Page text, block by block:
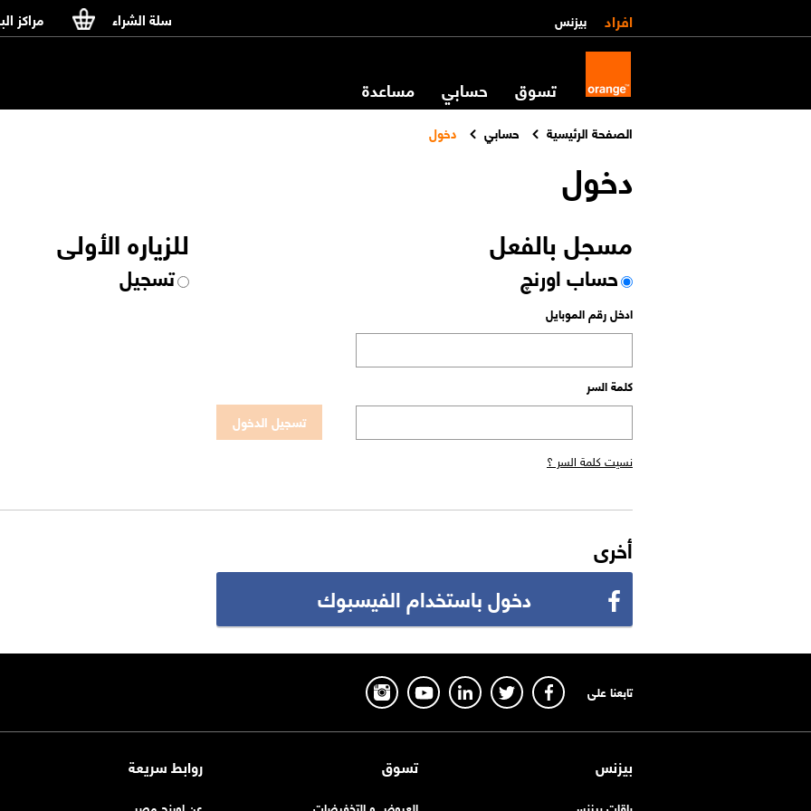
افراد بيزنس سلة الشراء مراكز
تسوق حسابي مساعدة
الصفحة الرئيسية حسابي دخول
دخول
مسجل بالفعل
حساب اورنچ
ادخل رقم الموبايل
كلمة السر
نسيت كلمة السر ؟
للزياره الأولى
تسجيل
أخرى
دخول باستخدام الفيسبوك
تابعنا على
بيزنس تسوق روابط سريعة